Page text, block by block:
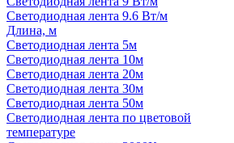
Светодиодная лента 9.6 Вт/м
Длина, м
Светодиодная лента 5м
Светодиодная лента 10м
Светодиодная лента 20м
Светодиодная лента 30м
Светодиодная лента 50м
Светодиодная лента по цветовой
температуре